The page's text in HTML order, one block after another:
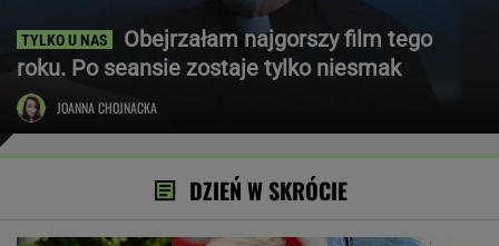
Obejrzałam najgorszy film tego
roku. Po seansie zostaje tylko niesmak
JOANNA CHOJNACKA
DZIEŃ W SKRÓCIE